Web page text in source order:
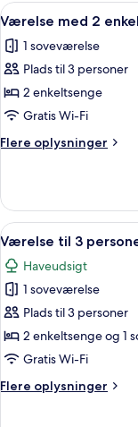
enkeltsenge
fælles
badeværelse
Indlæs
alle
billeder
af
Værelse
med
2
enkeltsenge
privat
badeværelse
2
Værelse med 2
1 soveværelse
Plads til 3 personer
2 enkeltsenge
Gratis Wi-Fi
Flere oplysninger
Flere
med
enkeltsenge
privat
badeværelse
Indlæs
alle
billeder
af
Værelse
til
3
-
1
Værelse til 3
Haveudsigt
1 soveværelse
Plads til 3 personer
2 enkeltsenge og 1
Gratis Wi-Fi
Flere oplysninger
Flere